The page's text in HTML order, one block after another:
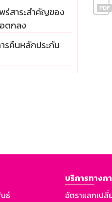
ร่สาระสำคัญของ
ตกลง
รคืนหลักประกัน
ธ์
บริการทางก
อัตราแลกเปลี่